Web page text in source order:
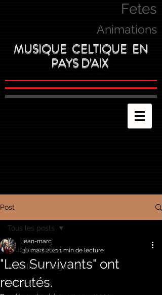
Fetes
Animations
MUSIQUE CELTIQUE EN
PAYS D'AIX
Post
Tous les posts
Actualité du Bagad'Aix
Info concours
Tous les posts
"Les Survivants" ont
recrutés.
jean-marc
30 mars 20211 min de lecture